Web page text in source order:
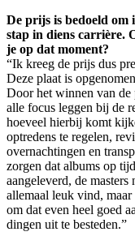
De prijs is bedoeld om
stap in diens carrière.
je op dat moment?
“Ik kreeg de prijs dus
Deze plaat is
Door het winnen van
alle focus leggen bij de
hoeveel hierbij komt
optredens te regelen,
overnachtingen en
zorgen dat albums op
aangeleverd, de
allemaal leuk vind,
om dat even heel goed
dingen uit te besteden.”